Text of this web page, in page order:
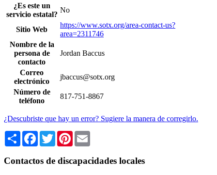
¿Es este un
servicio estatal?
No
Sitio Web
https://www.sotx.org/area-contact-us?
area=2311746
Nombre de la
persona de
contacto
Jordan Baccus
Correo
electrónico
jbaccus@sotx.org
Número de
teléfono
817-751-8867
¿Descubriste que hay un error? Sugiere la manera de corregirlo.
Share Facebook
TwitterPinterest
Contactos de discapacidades locales